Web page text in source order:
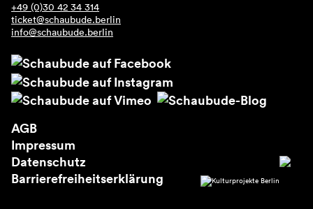
+49 (0)30 42 34 314
ticket@schaubude.berlin
info@schaubude.berlin
AGB
Impressum
Datenschutz
Barrierefreiheitserklärung